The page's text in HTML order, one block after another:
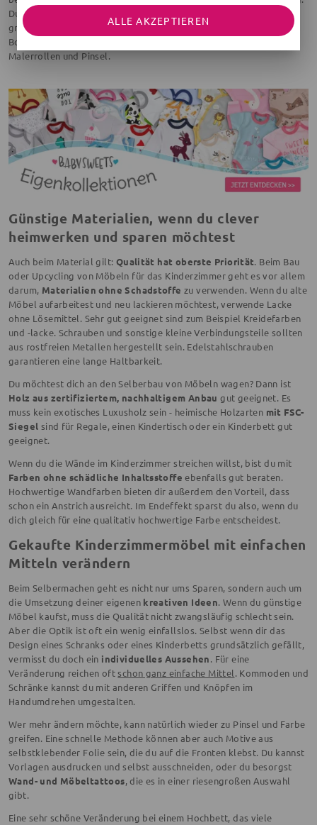
Du besorgst
. Solltest du
größere Flächen anschleifen müssen, ist ein Schleifaufsatz für die
Bohrmaschine sinnvoll. Zusätzlich benötigst du Lack oder Farbe,
Malerrollen und Pinsel.
Günstige Materialien, wenn du clever
heimwerken und sparen möchtest
Auch beim Material gilt: Qualität hat oberste Priorität. Beim Bau
oder Upcycling von Möbeln für das Kinderzimmer geht es vor allem
darum, Materialien ohne Schadstoffezu verwenden. Wenn du alte
Möbel aufarbeitest und neu lackieren möchtest, verwende Lacke
ohne Lösemittel. Sehr gut geeignet sind zum Beispiel Kreidefarben
und -lacke. Schrauben und sonstige kleine Verbindungsteile sollten
aus rostfreien Metallen hergestellt sein. Edelstahlschrauben
garantieren eine lange Haltbarkeit.
Du möchtest dich an den Selberbau von Möbeln wagen? Dann ist
Holz aus zertifiziertem, nachhaltigem Anbau gut geeignet. Es
muss kein exotisches Luxusholz sein - heimische Holzarten mit FSC-
Siegel sind für Regale, einen Kindertisch oder ein Kinderbett gut
geeignet.
Wenn du die Wände im Kinderzimmer streichen willst, bist du mit
Farben ohne schädliche Inhaltsstoffe ebenfalls gut beraten.
Hochwertige Wandfarben bieten dir außerdem den Vorteil, dass
schon ein Anstrich ausreicht. Im Endeffekt sparst du also, wenn du
dich gleich für eine qualitativ hochwertige Farbe entscheidest.
Gekaufte Kinderzimmermöbel mit einfachen
Mitteln verändern
Beim Selbermachen geht es nicht nur ums Sparen, sondern auch um
die Umsetzung deiner eigenen kreativen Ideen. Wenn du günstige
Möbel kaufst, muss die Qualität nicht zwangsläufig schlecht sein.
Aber die Optik ist oft ein wenig einfallslos. Selbst wenn dir das
Design eines Schranks oder eines Kinderbetts grundsätzlich gefällt,
vermisst du doch ein individuelles Aussehen. Für eine
Veränderung reichen oftschon ganz einfache Mittel. Kommoden und
Schränke kannst du mit anderen Griffen und Knöpfen im
Handumdrehen umgestalten.
Wer mehr ändern möchte, kann natürlich wieder zu Pinsel und Farbe
greifen. Eine schnelle Methode können aber auch Motive aus
selbstklebender Folie sein, die du auf die Fronten klebst. Du kannst
Vorlagen ausdrucken und selbst ausschneiden, oder du besorgst
Wand- und Möbeltattoos, die es in einer riesengroßen Auswahl
gibt.
Eine sehr schöne Veränderung bei einem Hochbett, das viele
ALLE AKZEPTIEREN